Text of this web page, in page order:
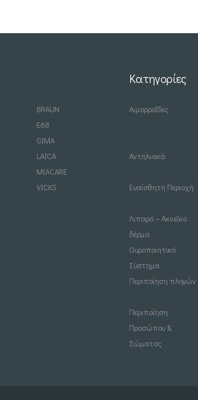
BRAUN
E68
GIMA
LAICA
MIACARE
VICKS
Κατηγορίες
Αιμορροΐδες
Αντηλιακά
Ευαίσθητη Περιοχή
Λιπαρό – Ακνεϊκό
δέρμα
Ουροποιητικό
Σύστημα
Περιποίηση πληγών
Περιποίηση
Προσώπου &
Σώματος